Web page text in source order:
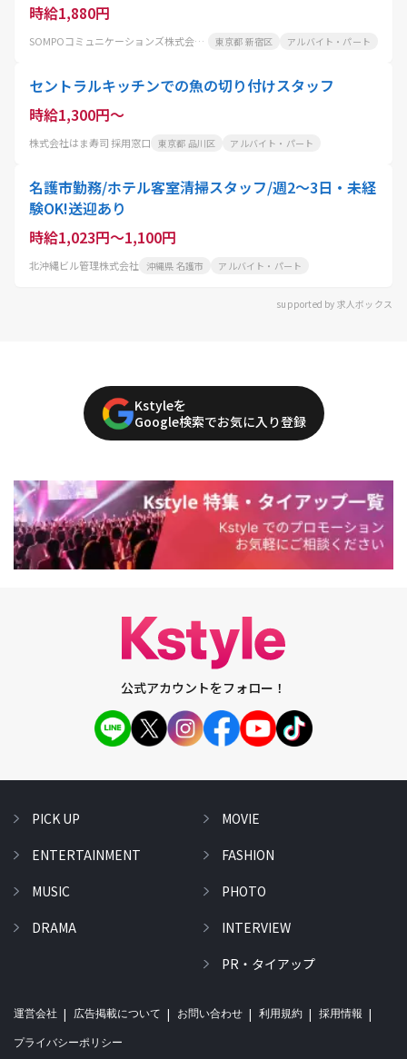
時給1,880円
SOMPOコミュニケーションズ株式会社 東京センター 東京都 新宿区 アルバイト・パート
セントラルキッチンでの魚の切り付けスタッフ
時給1,300円～
株式会社はま寿司 採用窓口 東京都 品川区 アルバイト・パート
名護市勤務/ホテル客室清掃スタッフ/週2〜3日・未経
験OK!送迎あり
時給1,023円～1,100円
北沖縄ビル管理株式会社 沖縄県 名護市 アルバイト・パート
supported by 求人ボックス
Kstyleを
Google検索でお気に入り登録
公式アカウントをフォロー！
PICK UP
ENTERTAINMENT
MUSIC
DRAMA
MOVIE
FASHION
PHOTO
INTERVIEW
PR・タイアップ
運営会社 広告掲載について お問い合わせ 利用規約 採用情報
プライバシーポリシー